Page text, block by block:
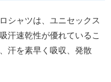
シャツは、ユニセックス
汗速乾性が優れているこ
汗を素早く吸収、発散